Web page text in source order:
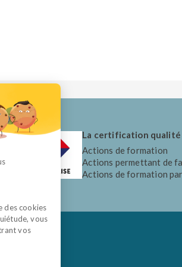
des cookies
vous
vos
La certification qualité
Actions de formation
Actions permettant de
Actions de formation